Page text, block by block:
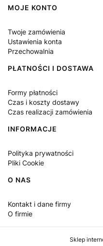
MOJE KONTO
Twoje zamówienia
Ustawienia konta
Przechowalnia
PŁATNOŚCI I DOSTAWA
Formy płatności
Czas i koszty dostawy
Czas realizacji zamówienia
INFORMACJE
Polityka prywatności
Pliki Cookie
O NAS
Kontakt i dane firmy
O firmie
Sklep